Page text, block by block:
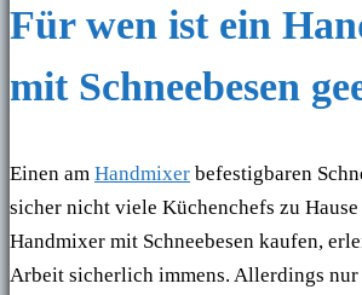
Für wen ist ein
mit Schneebesen
Einen am Handmixer befestigbaren
sicher nicht viele Küchenchefs zu
Handmixer mit Schneebesen kaufen,
Arbeit sicherlich immens. Allerdings nur